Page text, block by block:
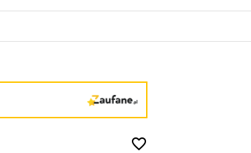
favorite_border